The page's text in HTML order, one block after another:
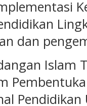
dan
Islam
Pendidikan